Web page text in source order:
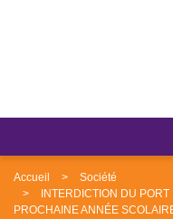
Accueil
Société
INTERDICTION DU
PROCHAINE ANNÉE